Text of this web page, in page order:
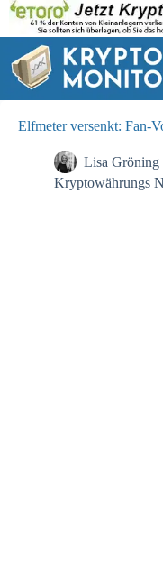
Zum
Inhalt
springen
Elfmeter versenkt: Fan-
Lisa Gröning
Kryptowährungs